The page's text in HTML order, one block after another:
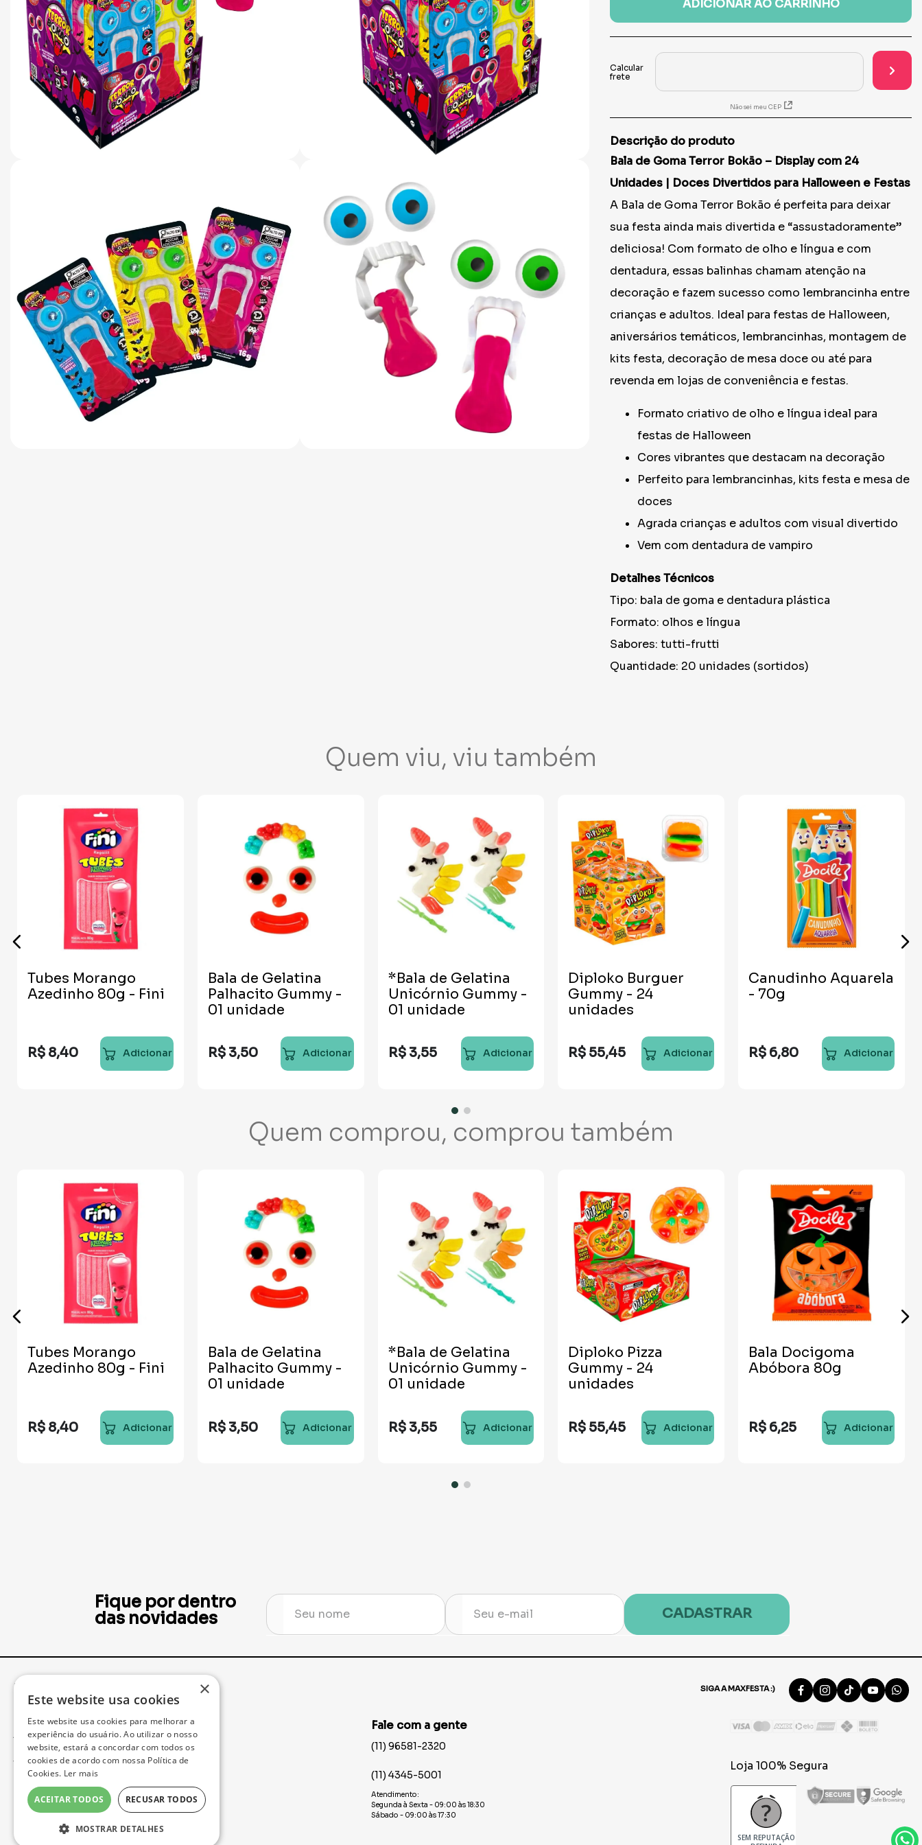
copo
ADICIONAR AO CARRINHO
Não sei meu CEP
Descrição do produto
Bala de Goma Terror Bokão – Display com 24
Unidades | Doces Divertidos para Halloween e Festas
A Bala de Goma Terror Bokão é perfeita para deixar
sua festa ainda mais divertida e “assustadoramente”
deliciosa! Com formato de olho e língua e com
dentadura, essas balinhas chamam atenção na
decoração e fazem sucesso como lembrancinha entre
crianças e adultos. Ideal para festas de Halloween,
aniversários temáticos, lembrancinhas, montagem de
kits festa, decoração de mesa doce ou até para
revenda em lojas de conveniência e festas.
Formato criativo de olho e língua ideal para
festas de Halloween
Cores vibrantes que destacam na decoração
Perfeito para lembrancinhas, kits festa e mesa de
doces
Agrada crianças e adultos com visual divertido
Vem com dentadura de vampiro
Detalhes Técnicos
Tipo: bala de goma e dentadura plástica
Formato: olhos e língua
Sabores: tutti-frutti
Quantidade: 20 unidades (sortidos)
Quem viu, viu também
Tubes Morango
Azedinho 80g - Fini
R$ 8,40 Adicionar
Bala de Gelatina
Palhacito Gummy -
01 unidade
R$ 3,50 Adicionar
*Bala de Gelatina
Unicórnio Gummy -
01 unidade
R$ 3,55 Adicionar
Diploko Burguer
Gummy - 24
unidades
R$ 55,45 Adicionar
Canudinho Aquarela
- 70g
R$ 6,80 Adicionar
Quem comprou, comprou também
Tubes Morango
Azedinho 80g - Fini
R$ 8,40 Adicionar
Bala de Gelatina
Palhacito Gummy -
01 unidade
R$ 3,50 Adicionar
*Bala de Gelatina
Unicórnio Gummy -
01 unidade
R$ 3,55 Adicionar
Diploko Pizza
Gummy - 24
unidades
R$ 55,45 Adicionar
Bala Docigoma
Abóbora 80g
R$ 6,25 Adicionar
Fique por dentro
das novidades
CADASTRAR
Institucional SIGA A MAXFESTA :)
Acompanhe seu Pedido
Trocas e Devoluções
Política de Privacidade
Formas de Pagamento
Fale com a gente
(11) 96581-2320
(11) 4345-5001
Atendimento:
Segunda à Sexta - 09:00 às 18:30
Sábado - 09:00 às 17:30
Loja 100% Segura
×
Este website usa cookies
Este website usa cookies para melhorar a
experiência do usuário. Ao utilizar o nosso
website, estará a concordar com todos os
cookies de acordo com nossa Política de
Cookies. Ler mais
ACEITAR TODOS RECUSAR TODOS
MOSTRAR DETALHES